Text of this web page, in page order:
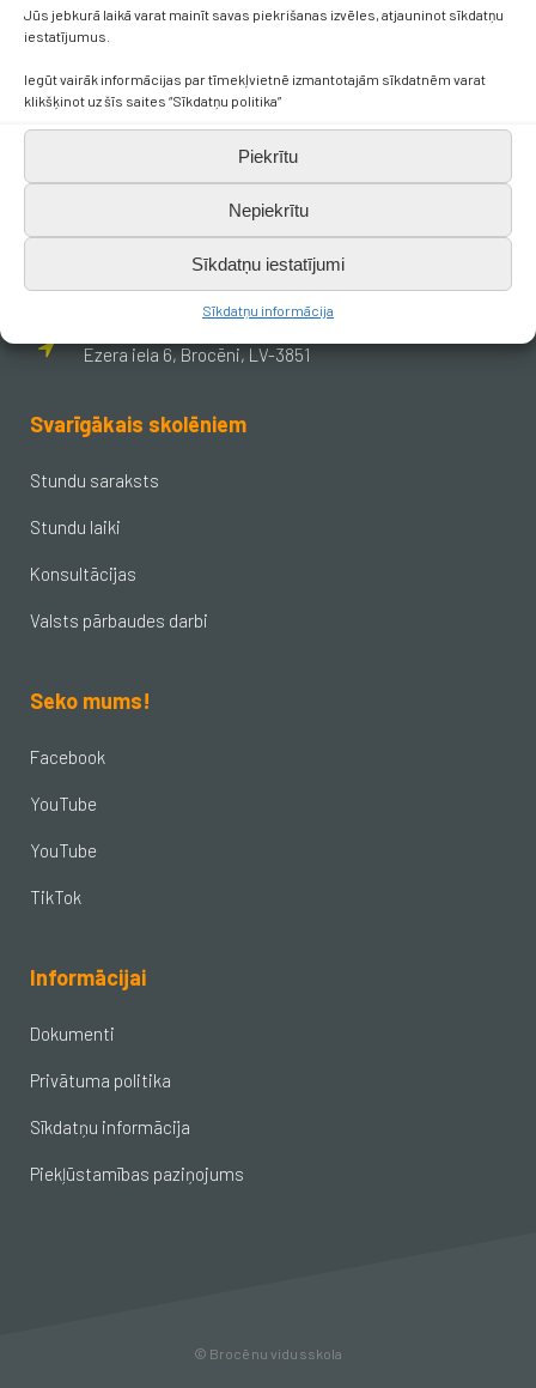
Jūs jebkurā laikā varat mainīt savas piekrišanas izvēles, atjauninot sīkdatņu
iestatījumus.
Iegūt vairāk informācijas par tīmekļvietnē izmantotajām sīkdatnēm varat
klikšķinot uz šīs saites “Sīkdatņu politika”
Piekrītu
Nepiekrītu
Sīkdatņu iestatījumi
Sīkdatņu informācija
Kontakti
skola.broceni@saldus.lv
_DEFAULT@40900017625
Ezera iela 6, Brocēni, LV-3851
Svarīgākais skolēniem
Stundu saraksts
Stundu laiki
Konsultācijas
Valsts pārbaudes darbi
Seko mums!
Facebook
YouTube
YouTube
TikTok
Informācijai
Dokumenti
Privātuma politika
Sīkdatņu informācija
Piekļūstamības paziņojums
© Brocēnu vidusskola